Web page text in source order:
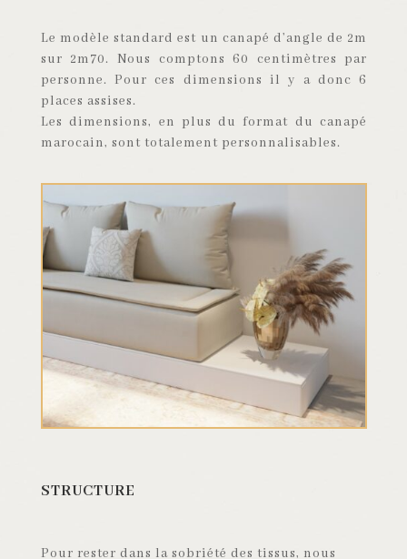
Le modèle standard est un canapé d’angle de 2m
sur 2m70. Nous comptons 60 centimètres par
personne. Pour ces dimensions il y a donc 6
places assises.
Les dimensions, en plus du format du canapé
marocain, sont totalement personnalisables.
STRUCTURE
Pour rester dans la sobriété des tissus, nous